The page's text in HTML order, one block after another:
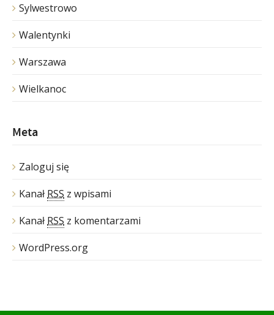
Sylwestrowo
Walentynki
Warszawa
Wielkanoc
Meta
Zaloguj się
Kanał RSS z wpisami
Kanał RSS z komentarzami
WordPress.org